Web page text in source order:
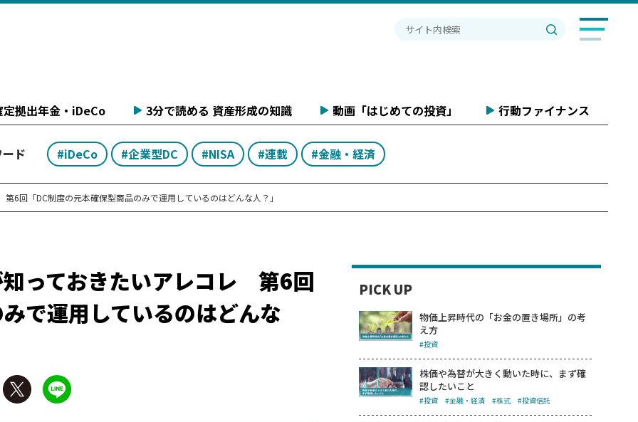
定拠出年金・iDeCo 3分で読める 資産形成の知識 動画「はじめての投資」 行動ファイナンス
ド #iDeCo #企業型DC #NISA #連載 #金融・経済
6回「DC制度の元本確保型商品のみで運用しているのはどんな人？」
っておきたいアレコレ 第6回
で運用しているのはどんな
PICK UP
物価上昇時代の「お金の置き場所」の考
え方
#投資
株価や為替が大きく動いた時に、まず確
認したいこと
#投資 #金融・経済 #株式 #投資信託